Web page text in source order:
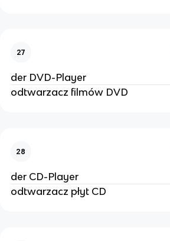
27
der DVD-Player
odtwarzacz filmów DVD
28
der CD-Player
odtwarzacz płyt CD